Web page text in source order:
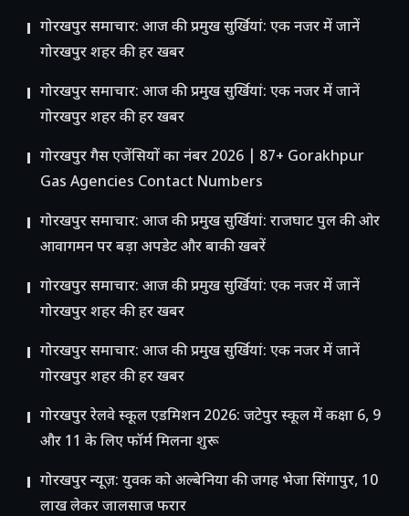
गोरखपुर समाचार: आज की प्रमुख सुर्खियां: एक नजर में जानें
गोरखपुर शहर की हर खबर
गोरखपुर समाचार: आज की प्रमुख सुर्खियां: एक नजर में जानें
गोरखपुर शहर की हर खबर
गोरखपुर गैस एजेंसियों का नंबर 2026 | 87+ Gorakhpur
Gas Agencies Contact Numbers
गोरखपुर समाचार: आज की प्रमुख सुर्खियां: राजघाट पुल की ओर
आवागमन पर बड़ा अपडेट और बाकी खबरें
गोरखपुर समाचार: आज की प्रमुख सुर्खियां: एक नजर में जानें
गोरखपुर शहर की हर खबर
गोरखपुर समाचार: आज की प्रमुख सुर्खियां: एक नजर में जानें
गोरखपुर शहर की हर खबर
गोरखपुर रेलवे स्कूल एडमिशन 2026: जटेपुर स्कूल में कक्षा 6, 9
और 11 के लिए फॉर्म मिलना शुरू
गोरखपुर न्यूज़: युवक को अल्बेनिया की जगह भेजा सिंगापुर, 10
लाख लेकर जालसाज फरार